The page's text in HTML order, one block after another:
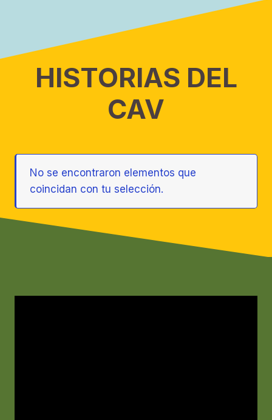
HISTORIAS DEL
CAV
No se encontraron elementos que
coincidan con tu selección.